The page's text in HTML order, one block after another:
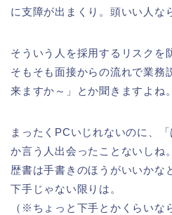
に支障が出まくり。頭いい人な
そういう人を採用するリスクを
そもそも面接からの流れで業務
来ますか～」とか聞きますよね。
まったくPCいじれないのに、
か言う人出会ったことないしね
歴書は手書きのほうがいいかな
下手じゃない限りは。
（※ちょっと下手とかくらいな